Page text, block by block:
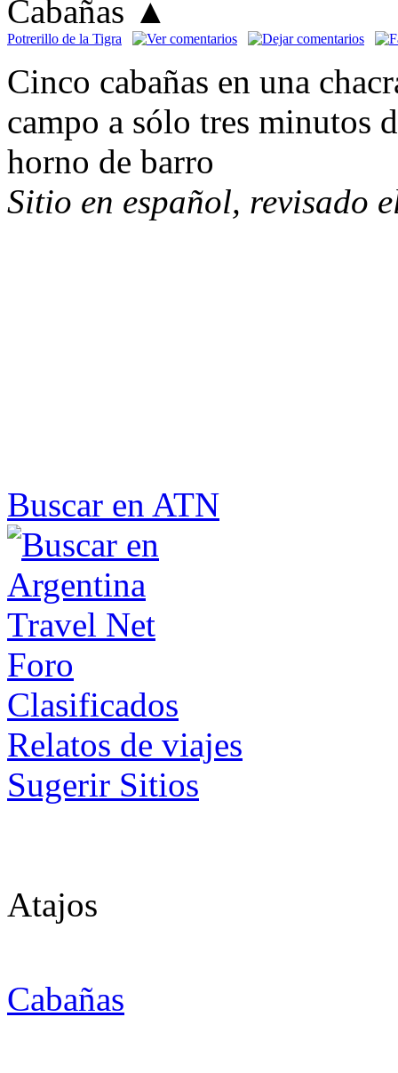
Cabañas ▲
Potrerillo de la Tigra
Cinco cabañas en una
campo a sólo tres minutos
horno de barro
Sitio en español, revisado
Buscar en ATN
Foro
Clasificados
Relatos de viajes
Sugerir Sitios
Atajos
Cabañas